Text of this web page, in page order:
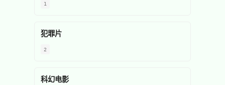
1
犯罪片
2
科幻电影